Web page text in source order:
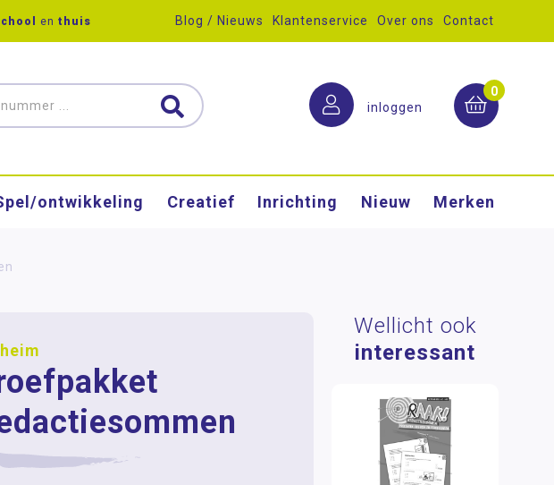
en thuis Blog / Nieuws Klantenservice Over ons Contact
inloggen
0
ontwikkeling Creatief Inrichting Nieuw Merken
Wellicht ook
interessant